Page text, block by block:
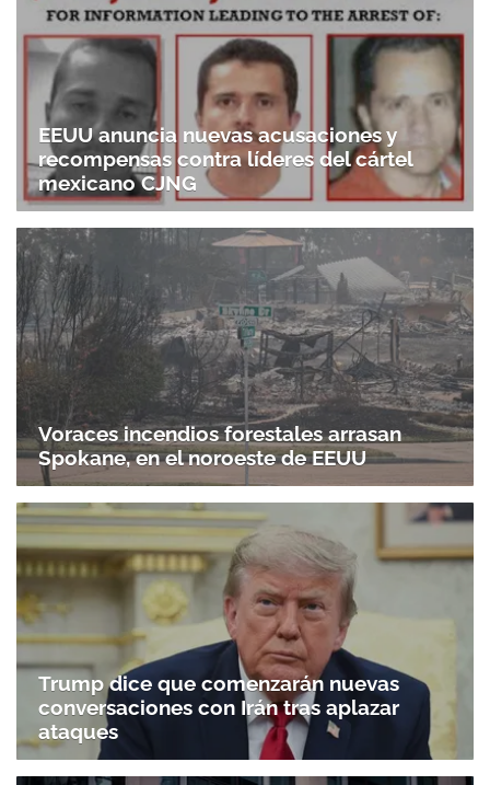
EEUU anuncia nuevas acusaciones y
recompensas contra líderes del cártel
mexicano CJNG
Voraces incendios forestales arrasan
Spokane, en el noroeste de EEUU
Trump dice que comenzarán nuevas
conversaciones con Irán tras aplazar
ataques